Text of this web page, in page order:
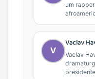
um
V
Vaclav
Vaclav